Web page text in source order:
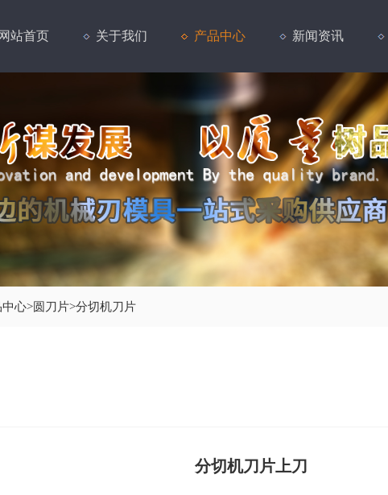
网站首页 关于我们 产品中心 新闻资讯
中心> 圆刀片>分切机刀片
分切机刀片上刀